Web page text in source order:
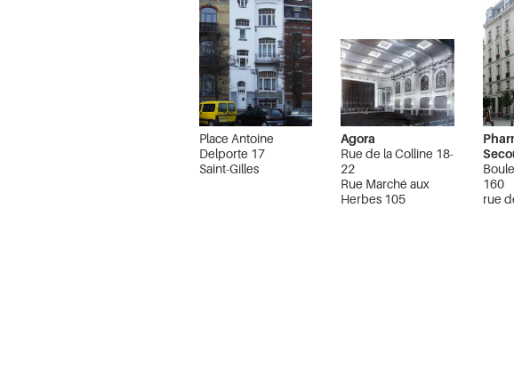
Place Antoine
Delporte 17
Saint-Gilles
Agora
Rue de la Colline 18-
22
Rue Marché aux
Herbes 105
160
rue